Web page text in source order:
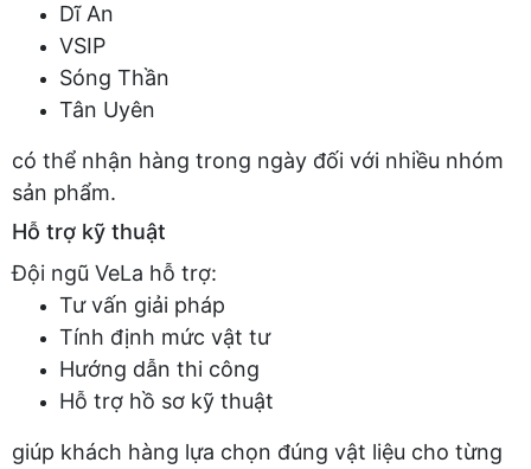
Dĩ An
VSIP
Sóng Thần
Tân Uyên
có thể nhận hàng trong ngày đối với nhiều nhóm
sản phẩm.
Hỗ trợ kỹ thuật
Đội ngũ VeLa hỗ trợ:
Tư vấn giải pháp
Tính định mức vật tư
Hướng dẫn thi công
Hỗ trợ hồ sơ kỹ thuật
giúp khách hàng lựa chọn đúng vật liệu cho từng